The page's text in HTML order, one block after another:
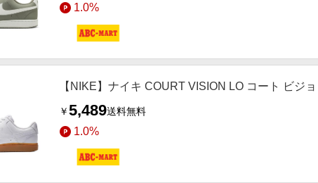
1.0%
【NIKE】ナイキ COURT VISION LO コート ビジ
￥5,489送料無料
1.0%